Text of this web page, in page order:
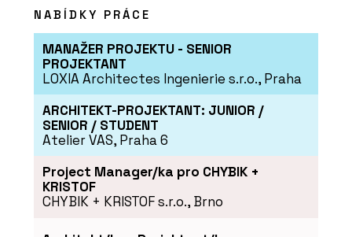
NABÍDKY PRÁCE
MANAŽER PROJEKTU - SENIOR
PROJEKTANT
LOXIA Architectes Ingenierie s.r.o., Praha
ARCHITEKT-PROJEKTANT: JUNIOR /
SENIOR / STUDENT
Atelier VAS, Praha 6
Project Manager/ka pro CHYBIK +
KRISTOF
CHYBIK + KRISTOF s.r.o., Brno